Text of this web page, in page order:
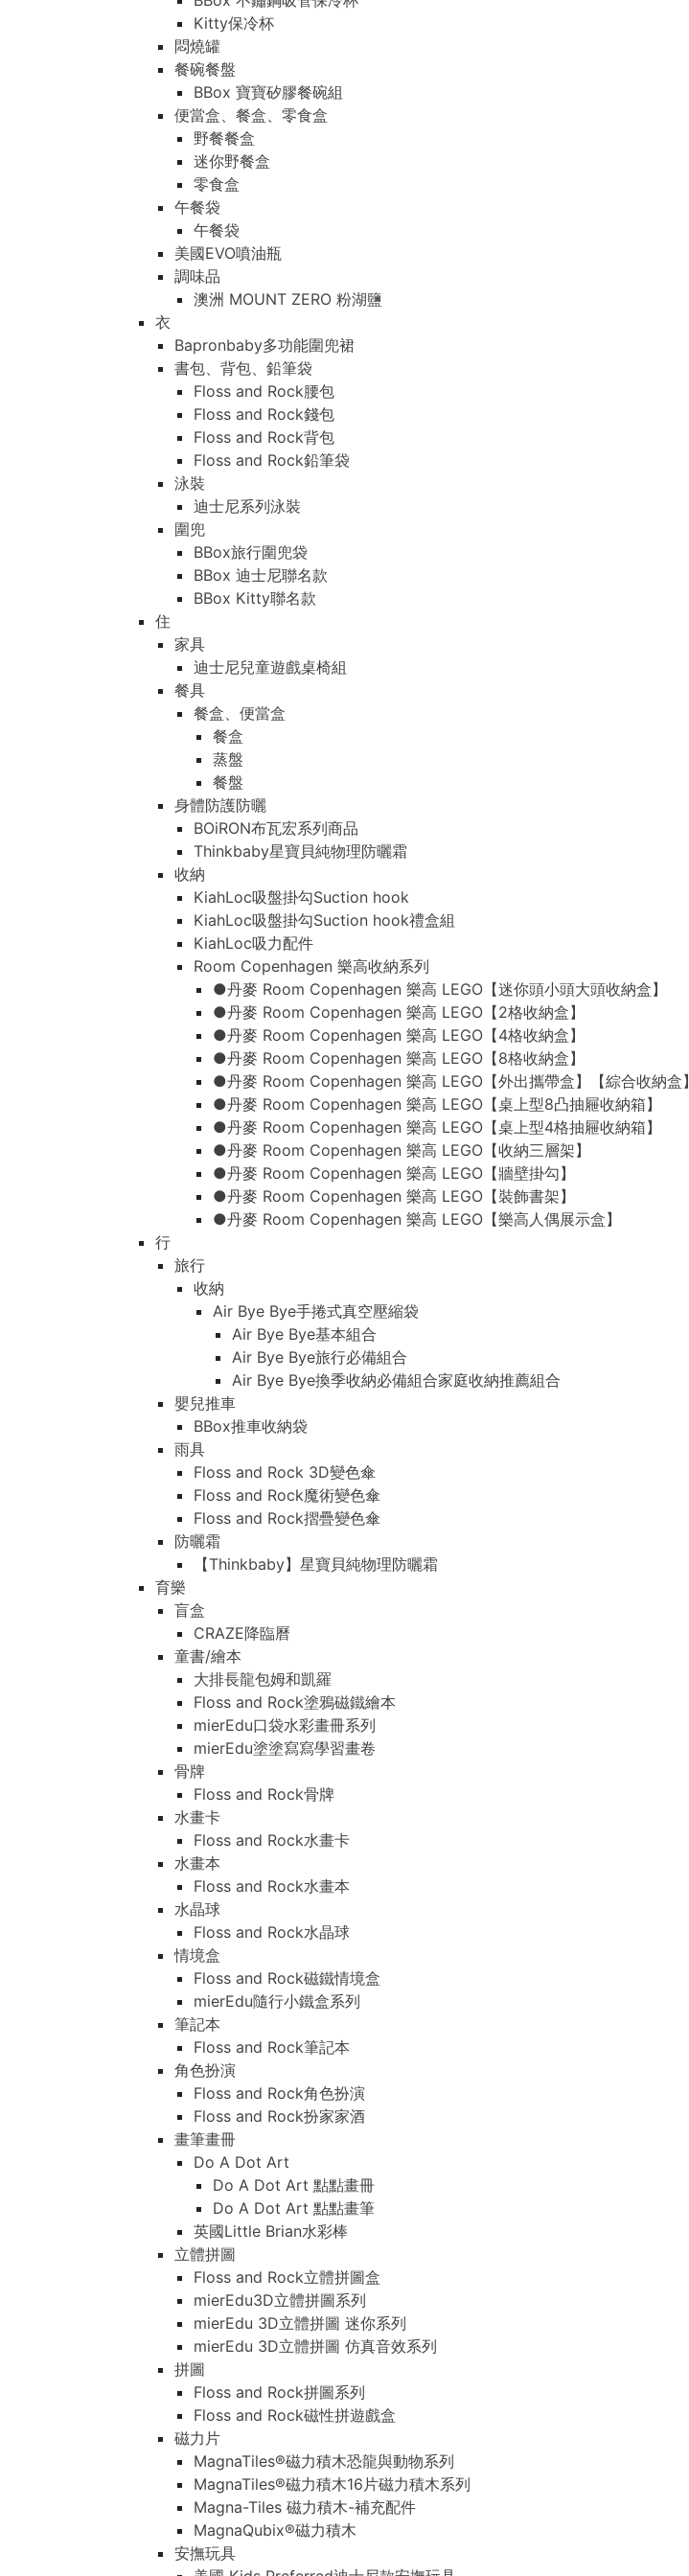
Kitty保冷杯
悶燒罐
餐碗餐盤
BBox 寶寶矽膠餐碗組
便當盒、餐盒、零食盒
野餐餐盒
迷你野餐盒
零食盒
午餐袋
午餐袋
美國EVO噴油瓶
調味品
澳洲 MOUNT ZERO 粉湖鹽
衣
Bapronbaby多功能圍兜裙
書包、背包、鉛筆袋
Floss and Rock腰包
Floss and Rock錢包
Floss and Rock背包
Floss and Rock鉛筆袋
泳裝
迪士尼系列泳裝
圍兜
BBox旅行圍兜袋
BBox 迪士尼聯名款
BBox Kitty聯名款
住
家具
迪士尼兒童遊戲桌椅組
餐具
餐盒、便當盒
餐盒
蒸盤
餐盤
身體防護防曬
BOiRON布瓦宏系列商品
Thinkbaby星寶貝純物理防曬霜
收納
KiahLoc吸盤掛勾Suction hook
KiahLoc吸盤掛勾Suction hook禮盒組
KiahLoc吸力配件
Room Copenhagen 樂高收納系列
●丹麥 Room Copenhagen 樂高 LEGO【迷你頭小頭大頭收納盒】
●丹麥 Room Copenhagen 樂高 LEGO【2格收納盒】
●丹麥 Room Copenhagen 樂高 LEGO【4格收納盒】
●丹麥 Room Copenhagen 樂高 LEGO【8格收納盒】
●丹麥 Room Copenhagen 樂高 LEGO【外出攜帶盒】【綜合收納盒】
●丹麥 Room Copenhagen 樂高 LEGO【桌上型8凸抽屜收納箱】
●丹麥 Room Copenhagen 樂高 LEGO【桌上型4格抽屜收納箱】
●丹麥 Room Copenhagen 樂高 LEGO【收納三層架】
●丹麥 Room Copenhagen 樂高 LEGO【牆壁掛勾】
●丹麥 Room Copenhagen 樂高 LEGO【裝飾書架】
●丹麥 Room Copenhagen 樂高 LEGO【樂高人偶展示盒】
行
旅行
收納
Air Bye Bye手捲式真空壓縮袋
Air Bye Bye基本組合
Air Bye Bye旅行必備組合
Air Bye Bye換季收納必備組合家庭收納推薦組合
嬰兒推車
BBox推車收納袋
雨具
Floss and Rock 3D變色傘
Floss and Rock魔術變色傘
Floss and Rock摺疊變色傘
防曬霜
【Thinkbaby】星寶貝純物理防曬霜
育樂
盲盒
CRAZE降臨曆
童書/繪本
大排長龍包姆和凱羅
Floss and Rock塗鴉磁鐵繪本
mierEdu口袋水彩畫冊系列
mierEdu塗塗寫寫學習畫卷
骨牌
Floss and Rock骨牌
水畫卡
Floss and Rock水畫卡
水畫本
Floss and Rock水畫本
水晶球
Floss and Rock水晶球
情境盒
Floss and Rock磁鐵情境盒
mierEdu隨行小鐵盒系列
筆記本
Floss and Rock筆記本
角色扮演
Floss and Rock角色扮演
Floss and Rock扮家家酒
畫筆畫冊
Do A Dot Art
Do A Dot Art 點點畫冊
Do A Dot Art 點點畫筆
英國Little Brian水彩棒
立體拼圖
Floss and Rock立體拼圖盒
mierEdu3D立體拼圖系列
mierEdu 3D立體拼圖 迷你系列
mierEdu 3D立體拼圖 仿真音效系列
拼圖
Floss and Rock拼圖系列
Floss and Rock磁性拼遊戲盒
磁力片
MagnaTiles®磁力積木恐龍與動物系列
MagnaTiles®磁力積木16片磁力積木系列
Magna-Tiles 磁力積木-補充配件
MagnaQubix®磁力積木
安撫玩具